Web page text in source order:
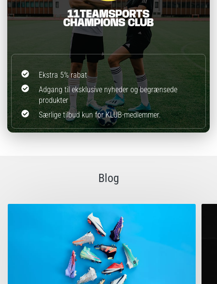
Ekstra 5% rabat
Adgang til eksklusive nyheder og begrænsede
produkter
Særlige tilbud kun for KLUB-medlemmer.
Blog